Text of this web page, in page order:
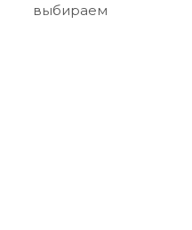
выбираем